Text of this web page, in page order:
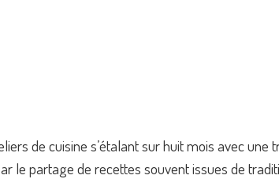
de cuisine s’étalant sur huit mois avec
le partage de recettes souvent issues de